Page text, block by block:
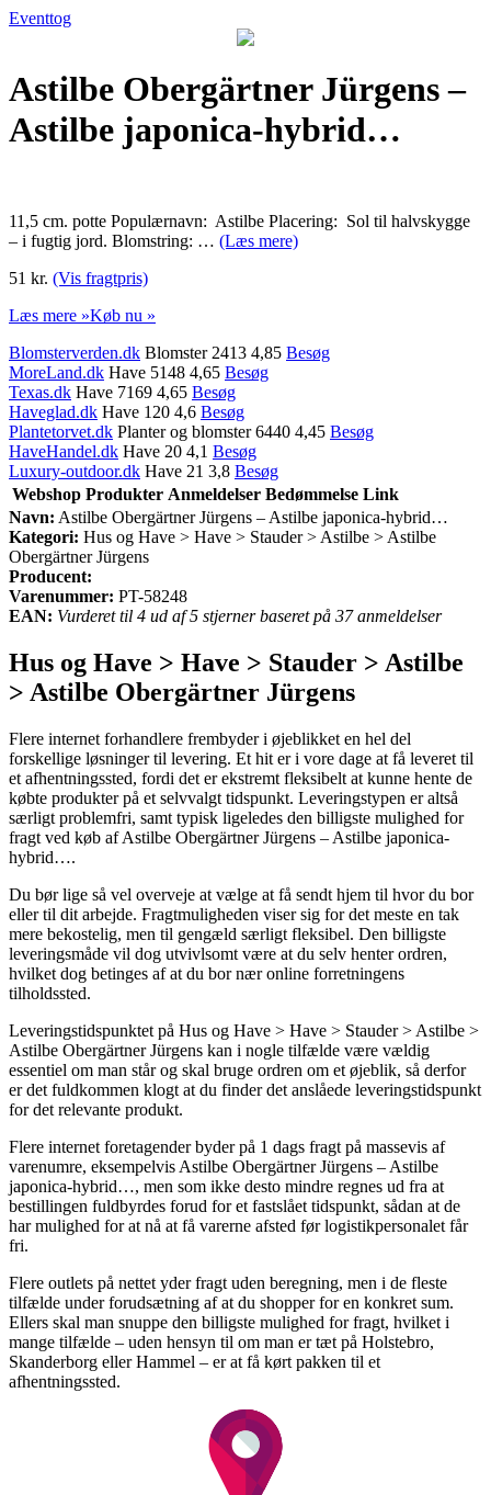
Eventtog
Astilbe Obergärtner Jürgens –
Astilbe japonica-hybrid…
11,5 cm. potte Populærnavn: Astilbe Placering: Sol til halvskygge
– i fugtig jord. Blomstring: … (Læs mere)
51 kr. (Vis fragtpris)
Læs mere »Køb nu »
Blomsterverden.dk Blomster 2413 4,85 Besøg
MoreLand.dk Have 5148 4,65 Besøg
Texas.dk Have 7169 4,65 Besøg
Haveglad.dk Have 120 4,6 Besøg
Plantetorvet.dk Planter og blomster 6440 4,45 Besøg
HaveHandel.dk Have 20 4,1 Besøg
Luxury-outdoor.dk Have 21 3,8 Besøg
Webshop Produkter Anmeldelser Bedømmelse Link
Navn: Astilbe Obergärtner Jürgens – Astilbe japonica-hybrid…
Kategori: Hus og Have > Have > Stauder > Astilbe > Astilbe
Obergärtner Jürgens
Producent:
Varenummer: PT-58248
EAN: Vurderet til 4 ud af 5 stjerner baseret på 37 anmeldelser
Hus og Have > Have > Stauder > Astilbe
> Astilbe Obergärtner Jürgens
Flere internet forhandlere frembyder i øjeblikket en hel del
forskellige løsninger til levering. Et hit er i vore dage at få leveret til
et afhentningssted, fordi det er ekstremt fleksibelt at kunne hente de
købte produkter på et selvvalgt tidspunkt. Leveringstypen er altså
særligt problemfri, samt typisk ligeledes den billigste mulighed for
fragt ved køb af Astilbe Obergärtner Jürgens – Astilbe japonica-
hybrid….
Du bør lige så vel overveje at vælge at få sendt hjem til hvor du bor
eller til dit arbejde. Fragtmuligheden viser sig for det meste en tak
mere bekostelig, men til gengæld særligt fleksibel. Den billigste
leveringsmåde vil dog utvivlsomt være at du selv henter ordren,
hvilket dog betinges af at du bor nær online forretningens
tilholdssted.
Leveringstidspunktet på Hus og Have > Have > Stauder > Astilbe >
Astilbe Obergärtner Jürgens kan i nogle tilfælde være vældig
essentiel om man står og skal bruge ordren om et øjeblik, så derfor
er det fuldkommen klogt at du finder det anslåede leveringstidspunkt
for det relevante produkt.
Flere internet foretagender byder på 1 dags fragt på massevis af
varenumre, eksempelvis Astilbe Obergärtner Jürgens – Astilbe
japonica-hybrid…, men som ikke desto mindre regnes ud fra at
bestillingen fuldbyrdes forud for et fastslået tidspunkt, sådan at de
har mulighed for at nå at få varerne afsted før logistikpersonalet får
fri.
Flere outlets på nettet yder fragt uden beregning, men i de fleste
tilfælde under forudsætning af at du shopper for en konkret sum.
Ellers skal man snuppe den billigste mulighed for fragt, hvilket i
mange tilfælde – uden hensyn til om man er tæt på Holstebro,
Skanderborg eller Hammel – er at få kørt pakken til et
afhentningssted.